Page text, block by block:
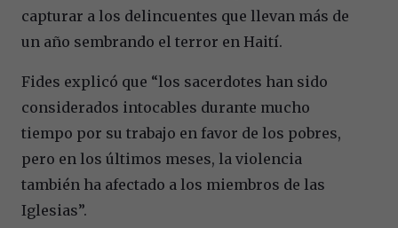
capturar a los delincuentes que llevan más de
un año sembrando el terror en Haití.
Fides explicó que “los sacerdotes han sido
considerados intocables durante mucho
tiempo por su trabajo en favor de los pobres,
pero en los últimos meses, la violencia
también ha afectado a los miembros de las
Iglesias”.